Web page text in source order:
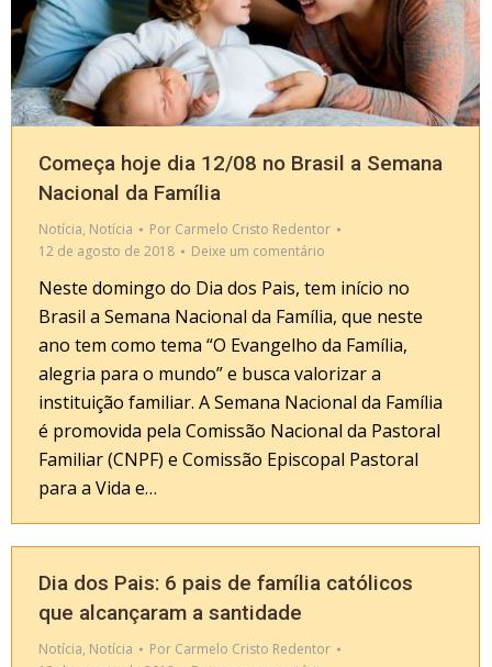
Começa hoje dia 12/08 no Brasil a Semana
Nacional da Família
Notícia, Notícia Por Carmelo Cristo Redentor
12 de agosto de 2018
Deixe um comentário
Neste domingo do Dia dos Pais, tem início no
Brasil a Semana Nacional da Família, que neste
ano tem como tema “O Evangelho da Família,
alegria para o mundo” e busca valorizar a
instituição familiar. A Semana Nacional da Família
é promovida pela Comissão Nacional da Pastoral
Familiar (CNPF) e Comissão Episcopal Pastoral
para a Vida e…
Dia dos Pais: 6 pais de família católicos
que alcançaram a santidade
Notícia, Notícia Por Carmelo Cristo Redentor